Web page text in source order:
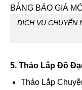
DỊCH VỤ CHUYỂN
5. Tháo Lắp Đồ
Tháo Lắp